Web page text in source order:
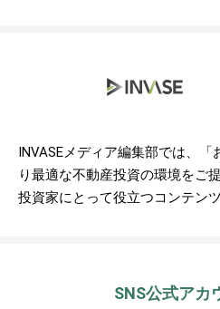
INVASEメディア編集部では、
り最適な不動産投資の環境をご
投資家にとって役立つコンテン
SNS公式アカ